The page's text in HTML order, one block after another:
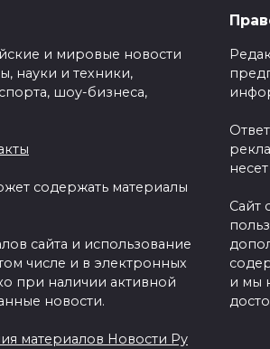
и мировые новости
науки и техники,
шоу-бизнеса,
содержать материалы
сайта и использование
числе и в электронных
при наличии активной
новости.
материалов Новости Ру
Сайт
и мы